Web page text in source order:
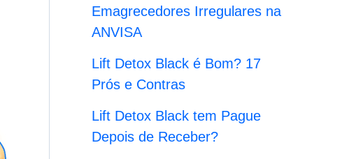
p
r
Emagrecedores Irregulares na
ANVISA
Lift Detox Black é Bom? 17
Prós e Contras
Lift Detox Black tem Pague
Depois de Receber?